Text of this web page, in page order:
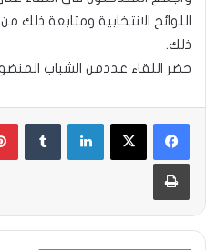
اللوائح الانتخابية ومتابعة
ذلك.
حضر اللقاء عددمن الشباب
لينكدإن
طباعة